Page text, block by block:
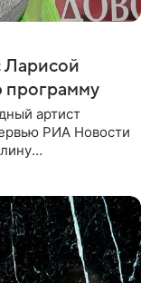
Ларисой
программу
артист
РИА Новости